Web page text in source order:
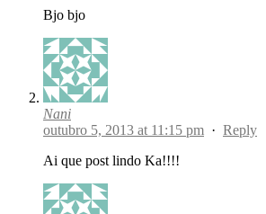
Bjo bjo
Nani
outubro 5, 2013 at 11:15 pm · Reply
Ai que post lindo Ka!!!!